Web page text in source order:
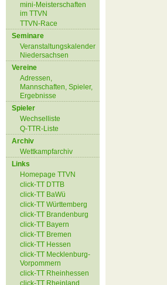
mini-Meisterschaften
im TTVN
TTVN-Race
Seminare
Veranstaltungskalender
Niedersachsen
Vereine
Adressen,
Mannschaften, Spieler,
Ergebnisse
Spieler
Wechselliste
Q-TTR-Liste
Archiv
Wettkampfarchiv
Links
Homepage TTVN
click-TT DTTB
click-TT BaWü
click-TT Württemberg
click-TT Brandenburg
click-TT Bayern
click-TT Bremen
click-TT Hessen
click-TT Mecklenburg-
Vorpommern
click-TT Rheinhessen
click-TT Rheinland